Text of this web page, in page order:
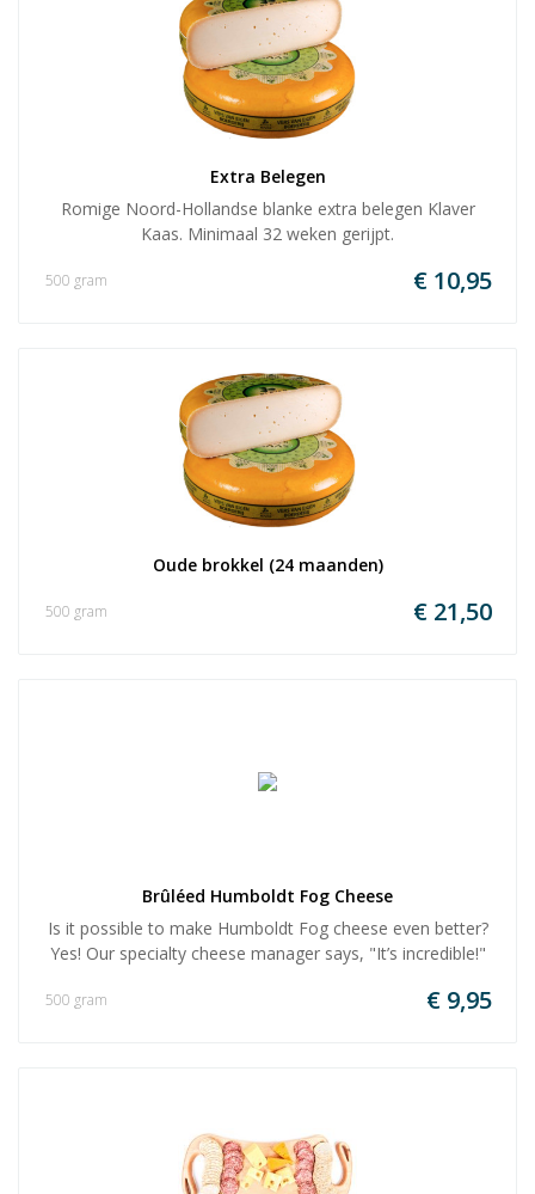
Extra Belegen
Romige Noord-Hollandse blanke extra belegen Klaver
Kaas. Minimaal 32 weken gerijpt.
€ 10,95
500 gram
Oude brokkel (24 maanden)
€ 21,50
500 gram
Brûléed Humboldt Fog Cheese
Is it possible to make Humboldt Fog cheese even better?
Yes! Our specialty cheese manager says, "It’s incredible!"
€ 9,95
500 gram